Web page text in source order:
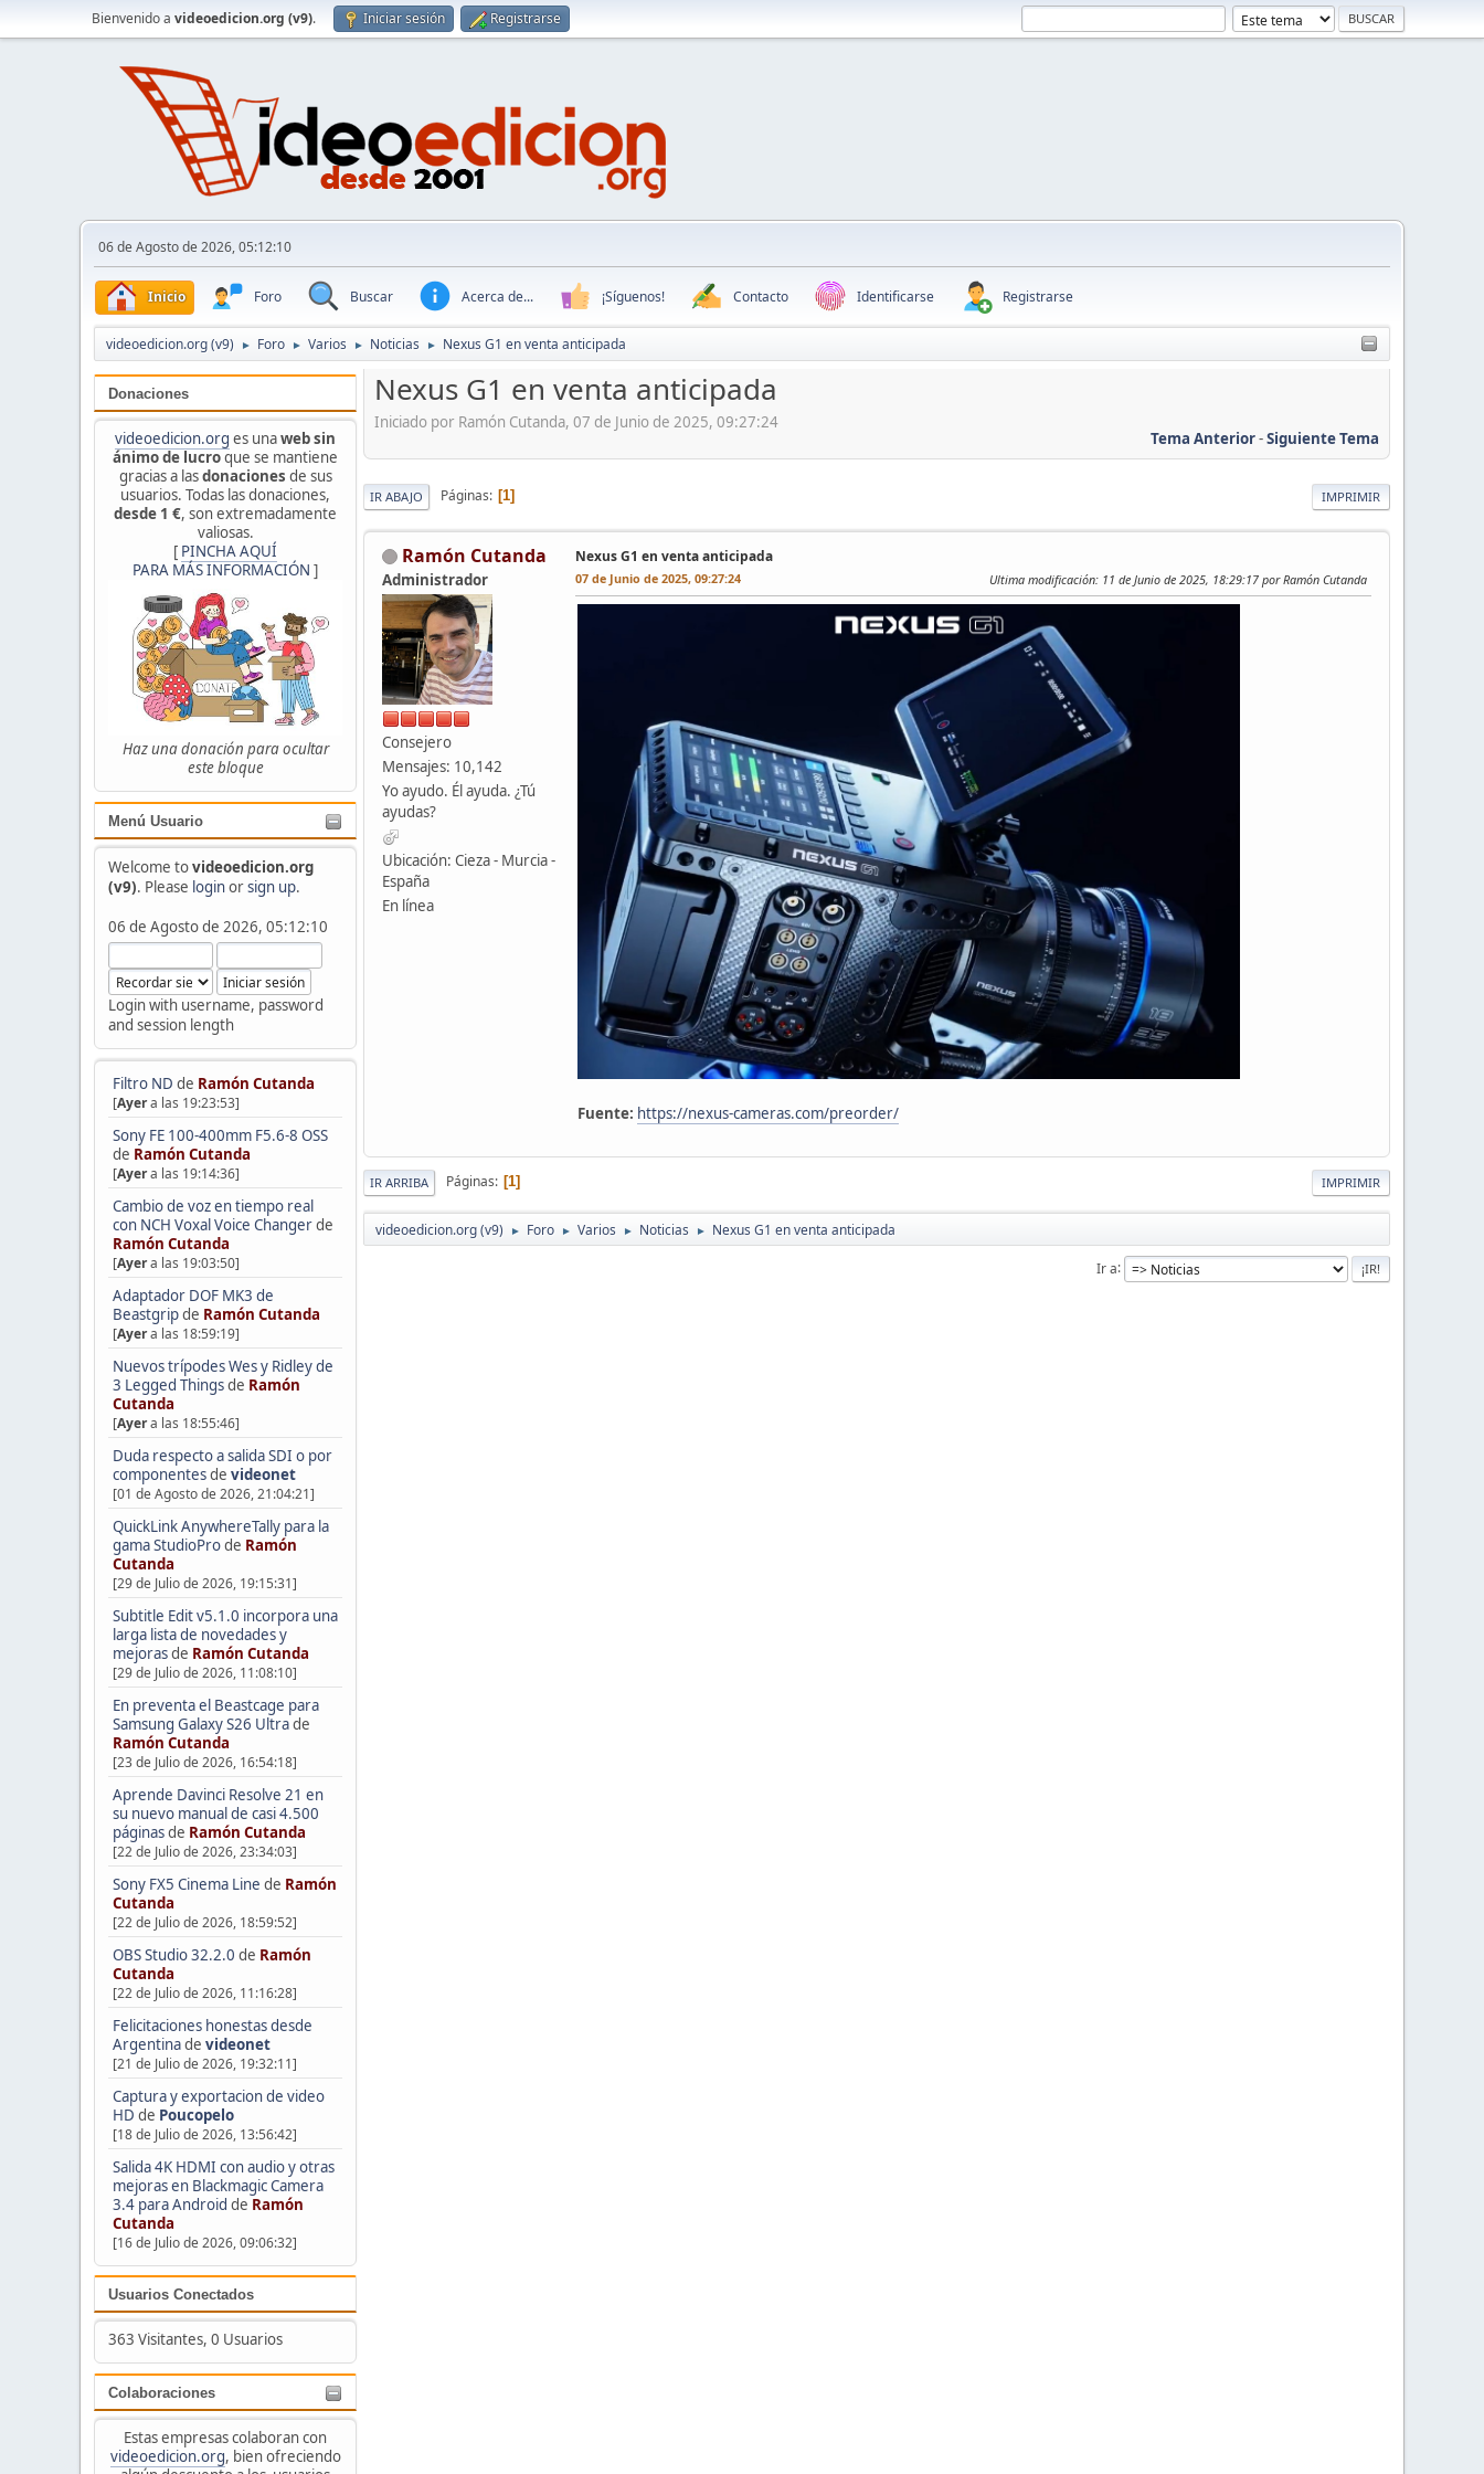
Bienvenido a videoedicion.org (v9). Iniciar sesión Registrarse
06 de Agosto de 2026, 05:12:10
Inicio Foro Buscar Acerca de... ¡Síguenos! Contacto Identificarse Registrarse
videoedicion.org (v9) ► Foro ► Varios ► Noticias ► Nexus G1 en venta anticipada
Donaciones
videoedicion.org es unaweb sin
ánimo de lucroque se mantiene
gracias a lasdonaciones de sus
usuarios. Todas las donaciones,
desde 1 €, son extremadamente
valiosas.
[ PINCHA AQUÍ
PARA MÁS INFORMACIÓN ]
Haz una donación para ocultar
este bloque
Menú Usuario
Welcome tovideoedicion.org
(v9). Please loginorsign up.
06 de Agosto de 2026, 05:12:10
Login with username, password
and session length
Filtro ND de Ramón Cutanda
[Ayera las 19:23:53]
Sony FE 100-400mm F5.6-8 OSS
de Ramón Cutanda
[Ayera las 19:14:36]
Cambio de voz en tiempo real
con NCH Voxal Voice Changerde
Ramón Cutanda
[Ayera las 19:03:50]
Adaptador DOF MK3 de
Beastgripde Ramón Cutanda
[Ayera las 18:59:19]
Nuevos trípodes Wes y Ridley de
3 Legged Thingsde Ramón
Cutanda
[Ayera las 18:55:46]
Duda respecto a salida SDI o por
componentesde videonet
[01 de Agosto de 2026, 21:04:21]
QuickLink AnywhereTally para la
gama StudioProde Ramón
Cutanda
[29 de Julio de 2026, 19:15:31]
Subtitle Edit v5.1.0 incorpora una
larga lista de novedades y
mejorasde Ramón Cutanda
[29 de Julio de 2026, 11:08:10]
En preventa el Beastcage para
Samsung Galaxy S26 Ultrade
Ramón Cutanda
[23 de Julio de 2026, 16:54:18]
Aprende Davinci Resolve 21 en
su nuevo manual de casi 4.500
páginasde Ramón Cutanda
[22 de Julio de 2026, 23:34:03]
Sony FX5 Cinema Line de Ramón
Cutanda
[22 de Julio de 2026, 18:59:52]
OBS Studio 32.2.0 de Ramón
Cutanda
[22 de Julio de 2026, 11:16:28]
Felicitaciones honestas desde
Argentinade videonet
[21 de Julio de 2026, 19:32:11]
Captura y exportacion de video
HD de Poucopelo
[18 de Julio de 2026, 13:56:42]
Salida 4K HDMI con audio y otras
mejoras en Blackmagic Camera
3.4 para Android de Ramón
Cutanda
[16 de Julio de 2026, 09:06:32]
Usuarios Conectados
363 Visitantes, 0 Usuarios
Colaboraciones
Estas empresas colaboran con
videoedicion.org, bien ofreciendo
Nexus G1 en venta anticipada
Iniciado por Ramón Cutanda, 07 de Junio de 2025, 09:27:24
Tema Anterior-Siguiente Tema
IMPRIMIR
IR ABAJO Páginas 1
Ramón Cutanda
Administrador
Consejero
Mensajes: 10,142
Yo ayudo. Él ayuda. ¿Tú
ayudas?
Ubicación: Cieza - Murcia -
España
En línea
Nexus G1 en venta anticipada
07 de Junio de 2025, 09:27:24 Ultima modificación: 11 de Junio de 2025, 18:29:17 por Ramón Cutanda
Fuente: https://nexus-cameras.com/preorder/
IMPRIMIR
IR ARRIBA Páginas 1
videoedicion.org (v9) ► Foro ► Varios ► Noticias ► Nexus G1 en venta anticipada
Ir a